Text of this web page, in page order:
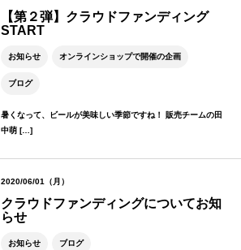
【第２弾】クラウドファンディング
START
お知らせ オンラインショップで開催の企画
ブログ
暑くなって、ビールが美味しい季節ですね！ 販売チームの田
中萌 […]
2020/06/01（月）
クラウドファンディングについてお知
らせ
お知らせ ブログ